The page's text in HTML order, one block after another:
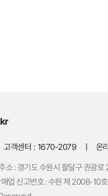
객센터 : 1670-2079 온
: 경기도 수원시 팔달구 권광로
신고번호 : 수원 제 2008-10호